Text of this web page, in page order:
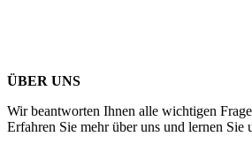
ÜBER UNS
Wir beantworten Ihnen alle wichtigen
Erfahren Sie mehr über uns und lernen Sie